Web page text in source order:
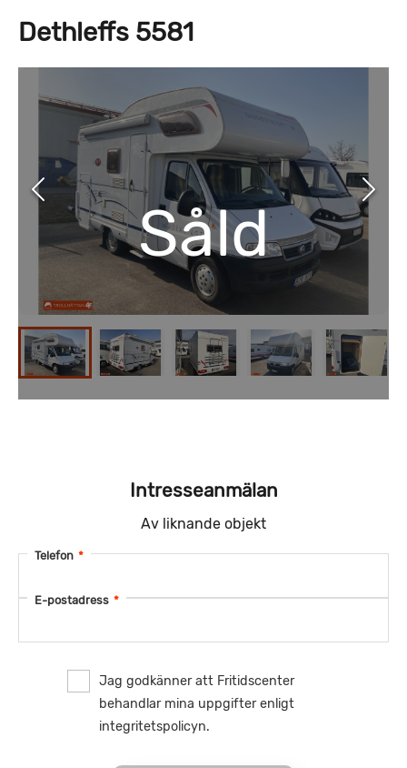
Dethleffs 5581
Såld
Intresseanmälan
Av liknande objekt
Telefon *
E-postadress *
Jag godkänner att Fritidscenter
behandlar mina uppgifter enligt
integritetspolicyn.